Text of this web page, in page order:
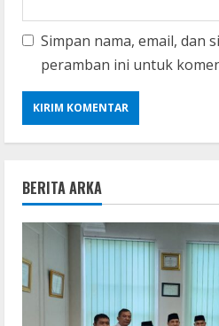
Simpan nama, email, dan
peramban ini untuk
BERITA ARKA